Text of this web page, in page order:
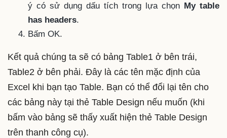
ý có sử dụng dấu tích trong lựa chọn My table
has headers.
Bấm OK.
Kết quả chúng ta sẽ có bảng Table1 ở bên trái,
Table2 ở bên phải. Đây là các tên mặc định của
Excel khi bạn tạo Table. Bạn có thể đổi lại tên cho
các bảng này tại thẻ Table Design nếu muốn (khi
bấm vào bảng sẽ thấy xuất hiện thẻ Table Design
trên thanh công cụ).